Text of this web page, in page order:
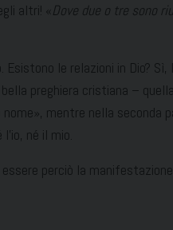
altri! « Dove due o tre sono
le relazioni in Dio? Sì,
preghiera cristiana –
mentre nella seconda
né il mio.
perciò la